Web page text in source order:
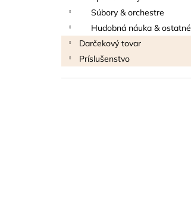
Súbory & orchestre
Hudobná náuka & ostatné
Darčekový tovar
Príslušenstvo